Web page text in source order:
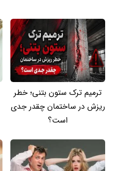
ترمیم ترک ستون بتنی؛ خطر
ریزش در ساختمان چقدر جدی
است؟